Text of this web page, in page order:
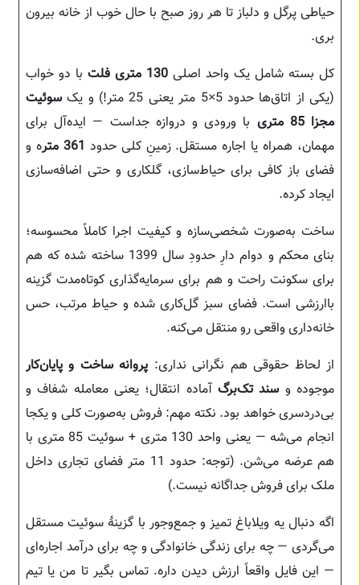
حیاطی پرگل و دلباز تا هر روز صبح با حال خوب از خانه بیرون
بری.
کل بسته شامل یک واحد اصلی 130 متری فلت
با دو خواب
(یکی از اتاق‌ها حدود 5×5 متر یعنی 25 متر!) و یک
سوئیت
مجزا 85 متری
با ورودی و دروازه جداست — ایده‌آل برای
مهمان، همراه یا اجاره مستقل. زمینِ کلی حدود 361 متر
ه و
فضای باز کافی برای حیاط‌سازی، گلکاری و حتی اضافه‌سازی
ایجاد کرده.
ساخت به‌صورت شخصی‌سازه و کیفیت اجرا کاملاً محسوسه؛
بنای محکم و دوام دارِ حدودِ سال 1399 ساخته شده که هم
برای سکونت راحت و هم برای سرمایه‌گذاری کوتاه‌مدت گزینه
باارزشی است. فضای سبز گل‌کاری شده و حیاط مرتب، حس
خانه‌داری واقعی رو منتقل می‌کنه.
از لحاظ حقوقی هم نگرانی نداری: پروانه ساخت و پایان‌کار
موجوده و سند تک‌برگ آماده انتقال؛ یعنی معامله شفاف و
بی‌دردسری خواهد بود. نکته مهم: فروش به‌صورت کلی و یکجا
انجام می‌شه — یعنی واحد 130 متری + سوئیت 85 متری با
هم عرضه می‌شن. (توجه: حدود 11 متر فضای تجاری داخل
ملک برای فروش جداگانه نیست.)
اگه دنبال یه ویلاباغ تمیز و جمع‌وجور با گزینهٔ سوئیت مستقل
می‌گردی — چه برای زندگی خانوادگی و چه برای درآمد اجاره‌ای
— این فایل واقعاً ارزش دیدن داره. تماس بگیر تا من یا تیم